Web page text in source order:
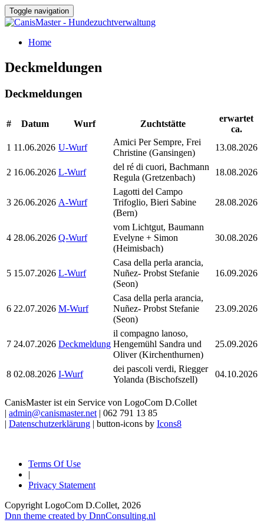
Toggle navigation
Home
Deckmeldungen
Deckmeldungen
# Datum Wurf Zuchtstätte
erwartet
ca.
1 11.06.2026 U-Wurf
Amici Per Sempre, Frei
Christine (Gansingen)
13.08.2026
2 16.06.2026 L-Wurf
del ré di cuori, Bachmann
Regula (Gretzenbach)
18.08.2026
3 26.06.2026 A-Wurf
Lagotti del Campo
Trifoglio, Bieri Sabine
(Bern)
28.08.2026
4 28.06.2026 Q-Wurf
vom Lichtgut, Baumann
Evelyne + Simon
(Heimisbach)
30.08.2026
5 15.07.2026 L-Wurf
Casa della perla arancia,
Nuñez- Probst Stefanie
(Seon)
16.09.2026
6 22.07.2026 M-Wurf
Casa della perla arancia,
Nuñez- Probst Stefanie
(Seon)
23.09.2026
7 24.07.2026 Deckmeldung
il compagno lanoso,
Hengemühl Sandra und
Oliver (Kirchenthurnen)
25.09.2026
8 02.08.2026 I-Wurf
dei pascoli verdi, Riegger
Yolanda (Bischofszell)
04.10.2026
CanisMaster ist ein Service von LogoCom D.Collet
| admin@canismaster.net | 062 791 13 85
| Datenschutzerklärung | button-icons by Icons8
Terms Of Use
|
Privacy Statement
Copyright LogoCom D.Collet, 2026
Dnn theme created by DnnConsulting.nl